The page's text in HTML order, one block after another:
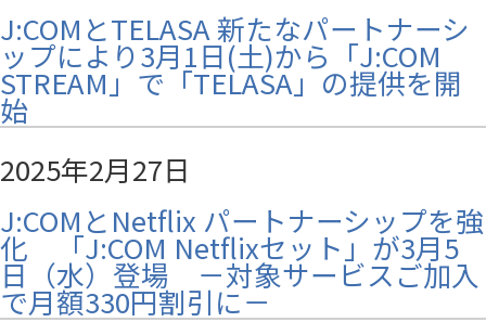
J:COMとTELASA 新たなパートナーシ
ップにより3月1日(土)から「J:COM
STREAM」で「TELASA」の提供を開
始
2025年2月27日
J:COMとNetflix パートナーシップを強
化 「J:COM Netflixセット」が3月5
日（水）登場 －対象サービスご加入
で月額330円割引に－